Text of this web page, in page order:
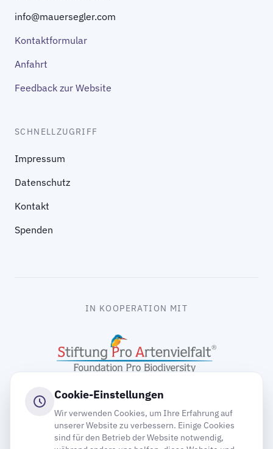
info@mauersegler.com
Kontaktformular
Anfahrt
Feedback zur Website
SCHNELLZUGRIFF
Impressum
Datenschutz
Kontakt
Spenden
IN KOOPERATION MIT
Cookie-Einstellungen
Wir verwenden Cookies, um Ihre Erfahrung auf
unserer Website zu verbessern. Einige Cookies
sind für den Betrieb der Website notwendig,